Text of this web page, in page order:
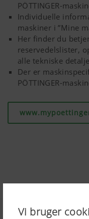
Vi bruger
PÖTTINGER-
Individuelle
maskiner i ”Mine
Her finder du
reservedelslister,
alle tekniske
Der er
PÖTTINGER-
Video